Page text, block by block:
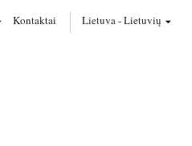
Kontaktai Lietuva-Lietuvių